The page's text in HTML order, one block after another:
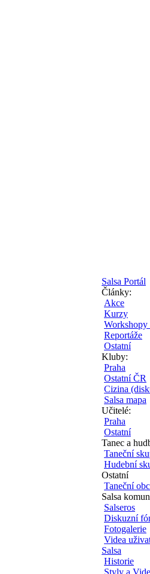
Salsa Portál
Články:
Akce
Kurzy
Workshopy
Reportáže
Ostatní
Kluby:
Praha
Ostatní ČR
Cizina
Salsa mapa
Učitelé:
Praha
Ostatní
Tanec a
Taneční
Hudební
Ostatní
Taneční
Salsa
Salseros
Diskuzní
Fotogalerie
Videa
Salsa
Historie
Styly a